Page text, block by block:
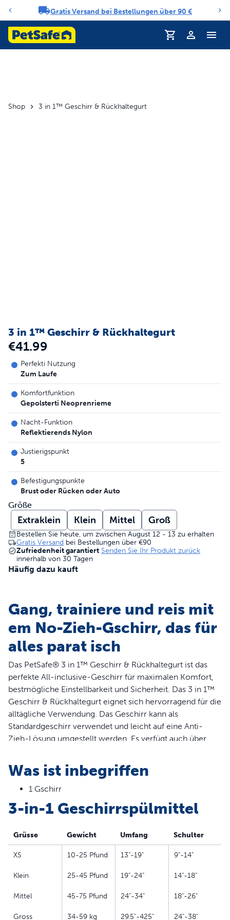
Benachrichtigungs-Karussell
Gratis Versand bei Bestellungen über 90 €
Profil
Shop 3 in 1™ Geschirr & Rückhaltegurt
3 in 1™ Geschirr & Rückhaltegurt
€41.99
Perfekti Nutzung
Zum Laufe
Komfortfunktion
Gepolsterti Neoprenrieme
Nacht-Funktion
Reflektierends Nylon
Justierigspunkt
5
Befestigungspunkte
Brust oder Rücken oder Auto
Größe
Extraklein Klein Mittel Groß
Bestellen Sie heute, um zwischen August 12 - 13 zu erhalten
Gratis Versand bei Bestellungen über €90
Zufriedenheit garantiert Senden Sie Ihr Produkt zurück
innerhalb von 30 Tagen
Häufig dazu kauft
Gang, trainiere und reis mit
em No-Zieh-Gschirr, das für
alles parat isch
Das PetSafe® 3 in 1™ Geschirr & Rückhaltegurt ist das
perfekte All-inclusive-Geschirr für maximalen Komfort,
bestmögliche Einstellbarkeit und Sicherheit. Das 3 in 1™
Geschirr & Rückhaltegurt eignet sich hervorragend für die
alltägliche Verwendung. Das Geschirr kann als
Standardgeschirr verwendet und leicht auf eine Anti-
Zieh-Lösung umgestellt werden. Es verfügt auch über
um die Bewegungen Ihres Hundes im Auto zu begrenzen
und somit eine sicherere Umgebung für Fahrer, Mitfahrer
und Haustier zu schaffen.
Die Gurte des Geschirrs sind mit Neopren gepolstert und
für bessere Sichtbarkeit. Fünf verschiedene
Anpassungsmöglichkeiten gewährleisten einen optimalen
Sitz. Schnellverschlussschnallen an Schultergurt und
Hundeleine (AP-LD-3/4-19): Die Anti-Zieh Hundeleine
Was ist inbegriffen
1 Gschirr
3-in-1 Geschirrspülmittel
Grüsse Gewicht Umfang Schulter
XS 10-25 Pfund 13"-19" 9"-14"
Klein 25-45 Pfund 19"-24" 14"-18"
Mittel 45-75 Pfund 24"-34" 18"-26"
Gross 34-59 kg 29.5"-425" 24"-38"